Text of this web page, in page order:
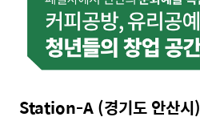
Station-A (경기도 안산시)